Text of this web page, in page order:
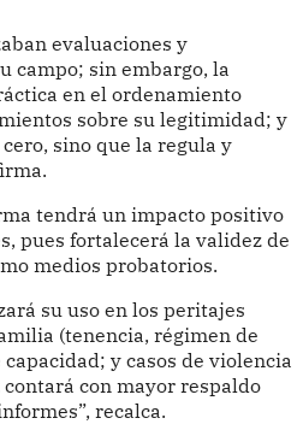
evaluaciones y
campo; sin embargo, la
en el ordenamiento
sobre su legitimidad; y
sino que la regula y
tendrá un impacto positivo
pues fortalecerá la validez de
medios probatorios.
su uso en los peritajes
(tenencia, régimen de
y casos de violencia
con mayor respaldo
recalca.